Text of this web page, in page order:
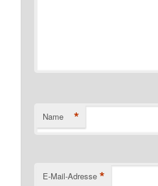
Name *
E-Mail-Adresse *